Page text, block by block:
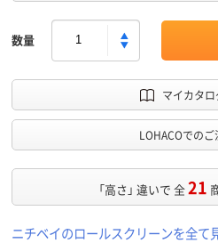
数量
マイカタ
LOHACOでのご
「高さ」 違いで 全21
ニチベイのロールスクリーンを全て